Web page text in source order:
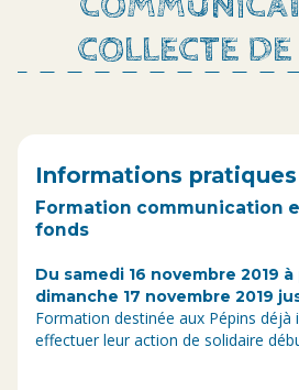
COLLECTE
Informations pratiques
Formation communication
fonds
Du samedi 16 novembre 2019
dimanche 17 novembre 2019
Formation destinée aux Pépins
effectuer leur action de solidaire